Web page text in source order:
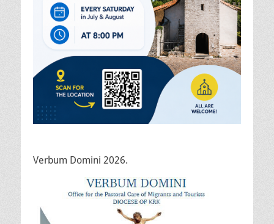
Verbum Domini 2026.